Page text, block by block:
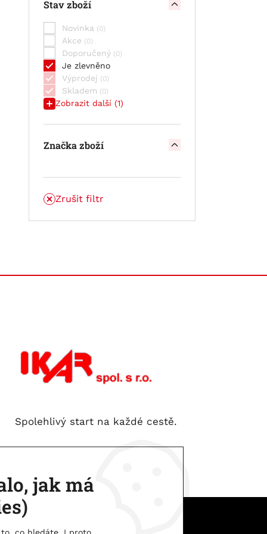
STAND BY BULL CELL OPzV -
článek
STAND BY BULL CELL VLIES SCV
Stav zboží
Novinka
Akce
Doporučený
Je zlevněno
Výprodej
Skladem
Zobrazit další (1)
Značka zboží
Zrušit filtr
Spolehlivý start na každé cestě.
jak má